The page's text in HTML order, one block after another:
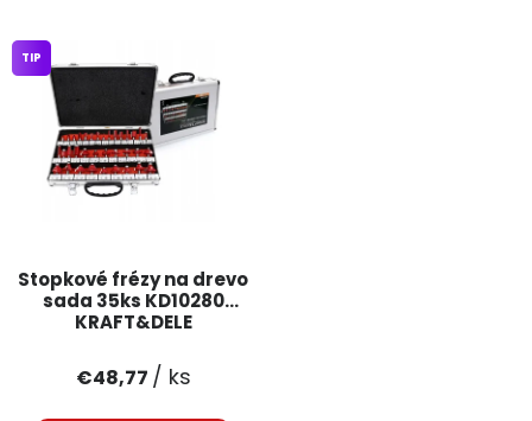
Kontakty
Obchodné podmienky
Stopkové frézy na drevo
sada 35ks KD10280
KRAFT&DELE
TIP
€48,77 / ks